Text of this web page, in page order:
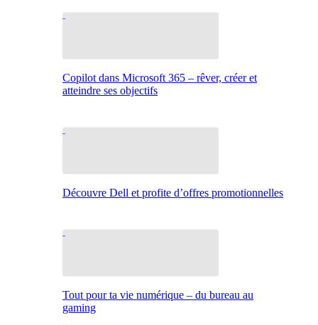
Copilot dans Microsoft 365 – rêver, créer et
atteindre ses objectifs
Découvre Dell et profite d’offres promotionnelles
Tout pour ta vie numérique – du bureau au
gaming